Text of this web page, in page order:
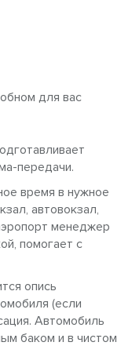
для вас
передачи.
время в нужное
автовокзал,
менеджер
помогает с
опись
(если
Автомобиль
баком и в чистом